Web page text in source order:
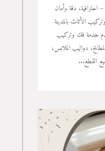
احترافية، دقة وأمان
الأثاث بالمدينة
خدمة فك وتركيب
دواليب الملابس،
القطع...